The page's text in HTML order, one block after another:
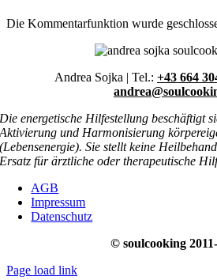
Die Kommentarfunktion wurde
Andrea Sojka | Tel.: +43 664
Die energetische Hilfestellung beschäftigt
Aktivierung und Harmonisierung
(Lebensenergie). Sie stellt keine
Ersatz für ärztliche oder therapeutische
AGB
Impressum
Datenschutz
© soulcooking
Page load link